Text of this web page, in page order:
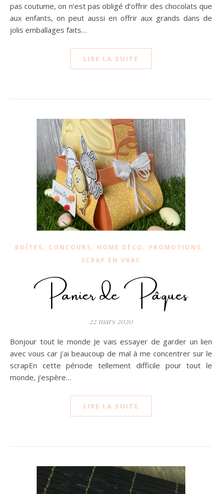
pas coutume, on n’est pas obligé d’offrir des chocolats que
aux enfants, on peut aussi en offrir aux grands dans de
jolis emballages faits…
LIRE LA SUITE
BOÎTES, CONCOURS, HOME DÉCO , PROMOTIONS,
SCRAP EN VRAC
Panier de Pâques
22 mars 2020
Bonjour tout le monde Je vais essayer de garder un lien
avec vous car j’ai beaucoup de mal à me concentrer sur le
scrapEn cette période tellement difficile pour tout le
monde, j’espère…
LIRE LA SUITE